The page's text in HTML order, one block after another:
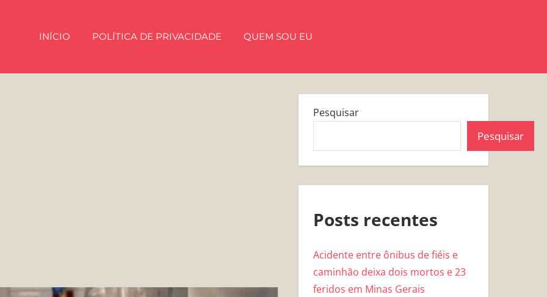
INÍCIO POLÍTICA DE PRIVACIDADE QUEM SOU EU
Pesquisar
Pesquisar
Posts recentes
Acidente entre ônibus de fiéis e
caminhão deixa dois mortos e 23
feridos em Minas Gerais